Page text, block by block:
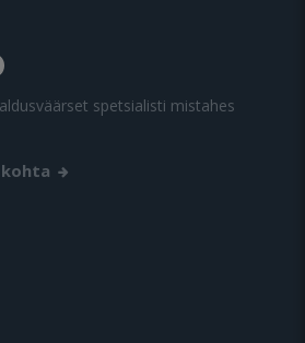
spetsialisti mistahes